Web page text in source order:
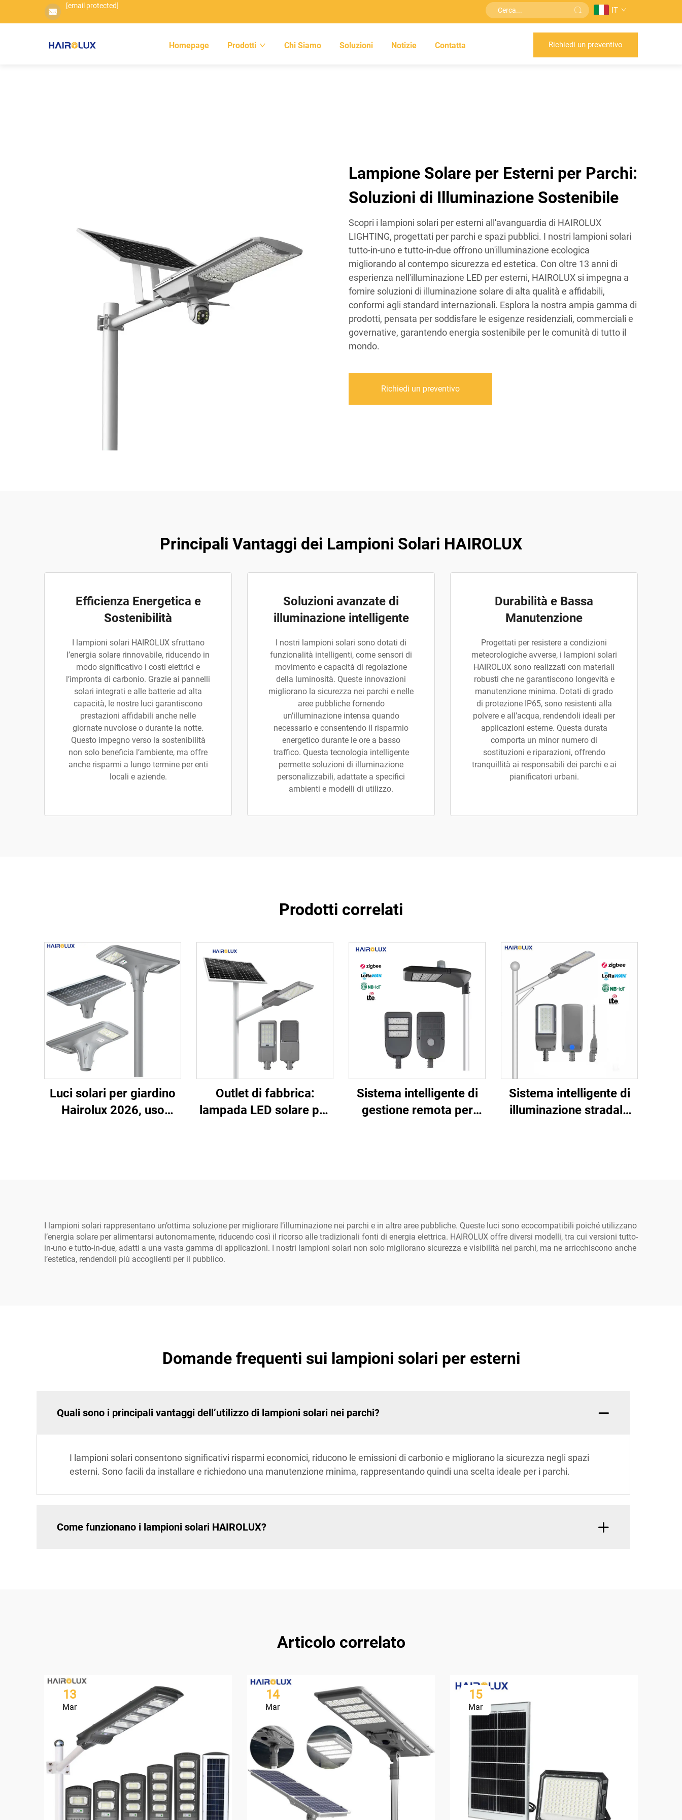
[email protected] IT
Homepage Prodotti Chi Siamo Soluzioni Notizie Contatta Richiedi un preventivo
Lampione Solare per Esterni per Parchi:
Soluzioni di Illuminazione Sostenibile
Scopri i lampioni solari per esterni all'avanguardia di HAIROLUX
LIGHTING, progettati per parchi e spazi pubblici. I nostri lampioni solari
tutto-in-uno e tutto-in-due offrono un'illuminazione ecologica
migliorando al contempo sicurezza ed estetica. Con oltre 13 anni di
esperienza nell'illuminazione LED per esterni, HAIROLUX si impegna a
fornire soluzioni di illuminazione solare di alta qualità e affidabili,
conformi agli standard internazionali. Esplora la nostra ampia gamma di
prodotti, pensata per soddisfare le esigenze residenziali, commerciali e
governative, garantendo energia sostenibile per le comunità di tutto il
mondo.
Richiedi un preventivo
Principali Vantaggi dei Lampioni Solari HAIROLUX
Efficienza Energetica e
Sostenibilità
I lampioni solari HAIROLUX sfruttano
l’energia solare rinnovabile, riducendo in
modo significativo i costi elettrici e
l’impronta di carbonio. Grazie ai pannelli
solari integrati e alle batterie ad alta
capacità, le nostre luci garantiscono
prestazioni affidabili anche nelle
giornate nuvolose o durante la notte.
Questo impegno verso la sostenibilità
non solo beneficia l’ambiente, ma offre
anche risparmi a lungo termine per enti
locali e aziende.
Soluzioni avanzate di
illuminazione intelligente
I nostri lampioni solari sono dotati di
funzionalità intelligenti, come sensori di
movimento e capacità di regolazione
della luminosità. Queste innovazioni
migliorano la sicurezza nei parchi e nelle
aree pubbliche fornendo
un’illuminazione intensa quando
necessario e consentendo il risparmio
energetico durante le ore a basso
traffico. Questa tecnologia intelligente
permette soluzioni di illuminazione
personalizzabili, adattate a specifici
ambienti e modelli di utilizzo.
Durabilità e Bassa
Manutenzione
Progettati per resistere a condizioni
meteorologiche avverse, i lampioni solari
HAIROLUX sono realizzati con materiali
robusti che ne garantiscono longevità e
manutenzione minima. Dotati di grado
di protezione IP65, sono resistenti alla
polvere e all’acqua, rendendoli ideali per
applicazioni esterne. Questa durata
comporta un minor numero di
sostituzioni e riparazioni, offrendo
tranquillità ai responsabili dei parchi e ai
pianificatori urbani.
Prodotti correlati
Luci solari per giardino
Hairolux 2026, uso
Outlet di fabbrica:
lampada LED solare per
Sistema intelligente di
gestione remota per
Sistema intelligente di
illuminazione stradale
I lampioni solari rappresentano un’ottima soluzione per migliorare l’illuminazione nei parchi e in altre aree pubbliche. Queste luci sono ecocompatibili poiché utilizzano
l’energia solare per alimentarsi autonomamente, riducendo così il ricorso alle tradizionali fonti di energia elettrica. HAIROLUX offre diversi modelli, tra cui versioni tutto-
in-uno e tutto-in-due, adatti a una vasta gamma di applicazioni. I nostri lampioni solari non solo migliorano sicurezza e visibilità nei parchi, ma ne arricchiscono anche
l’estetica, rendendoli più accoglienti per il pubblico.
Domande frequenti sui lampioni solari per esterni
Quali sono i principali vantaggi dell’utilizzo di lampioni solari nei parchi?
I lampioni solari consentono significativi risparmi economici, riducono le emissioni di carbonio e migliorano la sicurezza negli spazi
esterni. Sono facili da installare e richiedono una manutenzione minima, rappresentando quindi una scelta ideale per i parchi.
Come funzionano i lampioni solari HAIROLUX?
Articolo correlato
13
Mar
14
Mar
15
Mar